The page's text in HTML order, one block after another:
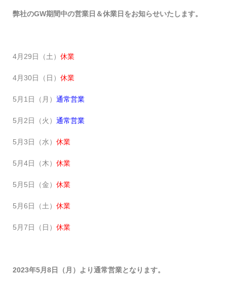
弊社のGW期間中の営業日＆休業日をお知らせいたします。
4月29日（土）休業
4月30日（日）休業
5月1日（月）通常営業
5月2日（火）通常営業
5月3日（水）休業
5月4日（木）休業
5月5日（金）休業
5月6日（土）休業
5月7日（日）休業
2023年5月8日（月）より通常営業となります。